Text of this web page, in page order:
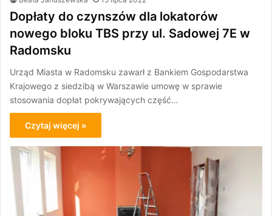
Dopłaty do czynszów dla lokatorów
nowego bloku TBS przy ul. Sadowej 7E w
Radomsku
Urząd Miasta w Radomsku zawarł z Bankiem Gospodarstwa
Krajowego z siedzibą w Warszawie umowę w sprawie
stosowania dopłat pokrywających część…
Czytaj więcej »